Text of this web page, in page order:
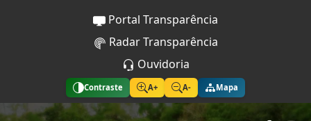
Portal Transparência
Radar Transparência
Ouvidoria
Contraste A+ A- Mapa